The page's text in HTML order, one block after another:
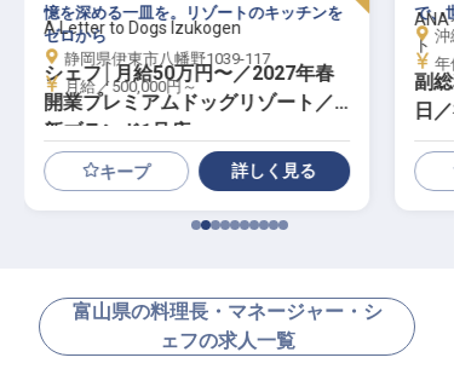
A Letter to Dogs Izukogen
シェフ│月給50万円〜／2027年春
開業プレミアムドッグリゾート／
新ブランド1号店
憶を深める一皿を。リゾートのキッチンを
ゼロから
静岡県伊東市八幡野1039-117
月給／500,000円～
キープ 詳しく見る
ANA
ト
副
日
で、
沖
年
富山県の料理長・マネージャー・シ
ェフの求人一覧